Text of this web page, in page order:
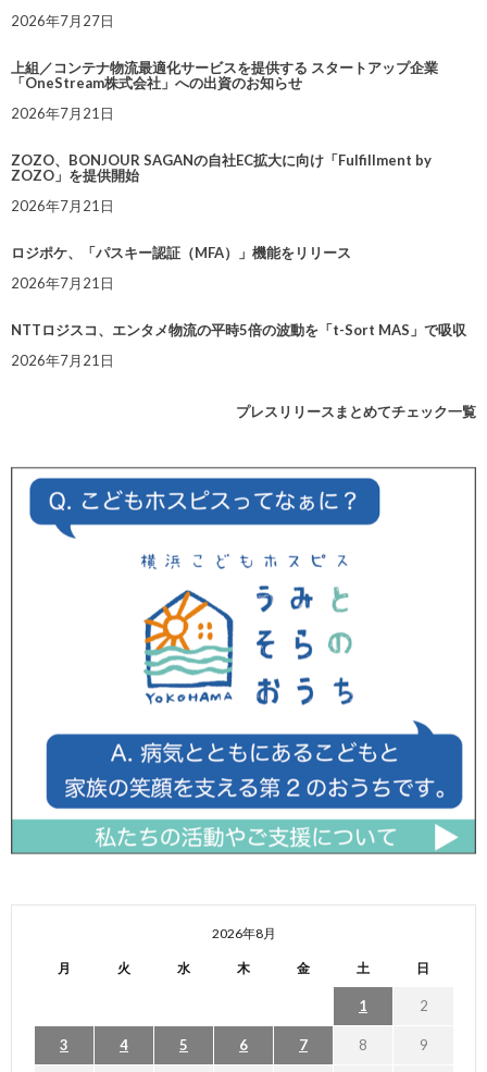
2026年7月27日
上組／コンテナ物流最適化サービスを提供する スタートアップ企業
「OneStream株式会社」への出資のお知らせ
2026年7月21日
ZOZO、BONJOUR SAGANの自社EC拡大に向け「Fulfillment by
ZOZO」を提供開始
2026年7月21日
ロジポケ、「パスキー認証（MFA）」機能をリリース
2026年7月21日
NTTロジスコ、エンタメ物流の平時5倍の波動を「t-Sort MAS」で吸収
2026年7月21日
プレスリリースまとめてチェック一覧
2026年8月
月 火 水 木 金 土 日
1 2
3 4 5 6 7 8 9